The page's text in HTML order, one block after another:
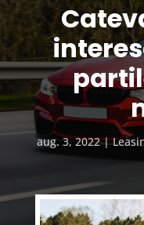
aug. 3, 2022